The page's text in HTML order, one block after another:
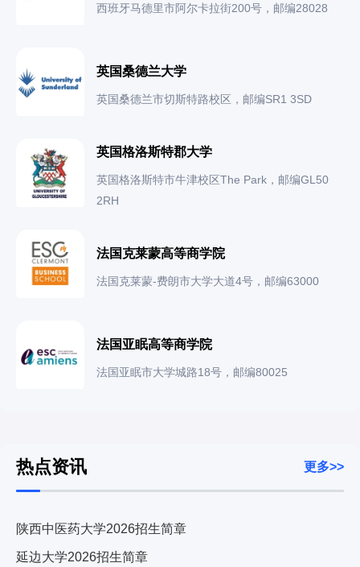
西班牙马德里市阿尔卡拉街200号，邮编28028
英国桑德兰大学
英国桑德兰市切斯特路校区，邮编SR1 3SD
英国格洛斯特郡大学
英国格洛斯特市牛津校区The Park，邮编GL50
2RH
法国克莱蒙高等商学院
法国克莱蒙-费朗市大学大道4号，邮编63000
法国亚眠高等商学院
法国亚眠市大学城路18号，邮编80025
热点资讯 更多>>
陕西中医药大学2026招生简章
延边大学2026招生简章